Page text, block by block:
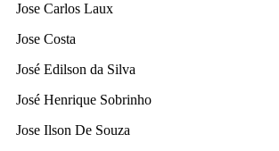
Jose Carlos Laux
Jose Costa
José Edilson da Silva
José Henrique Sobrinho
Jose Ilson De Souza